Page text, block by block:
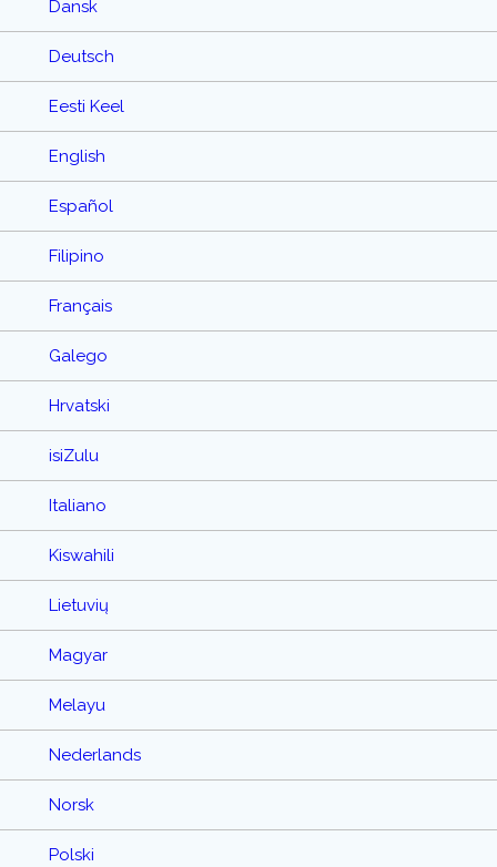
Dansk
Deutsch
Eesti Keel
English
Español
Filipino
Français
Galego
Hrvatski
isiZulu
Italiano
Kiswahili
Lietuvių
Magyar
Melayu
Nederlands
Norsk
Polski